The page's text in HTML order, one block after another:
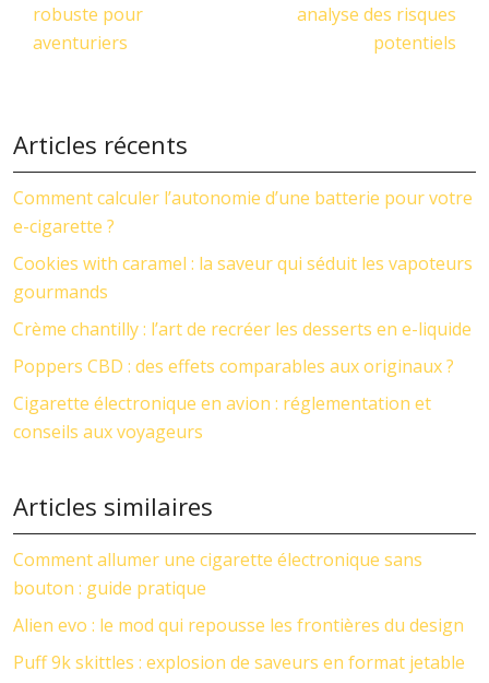
robuste pour
aventuriers
analyse des risques
potentiels
Articles récents
Comment calculer l’autonomie d’une batterie pour votre
e-cigarette ?
Cookies with caramel : la saveur qui séduit les vapoteurs
gourmands
Crème chantilly : l’art de recréer les desserts en e-liquide
Poppers CBD : des effets comparables aux originaux ?
Cigarette électronique en avion : réglementation et
conseils aux voyageurs
Articles similaires
Comment allumer une cigarette électronique sans
bouton : guide pratique
Alien evo : le mod qui repousse les frontières du design
Puff 9k skittles : explosion de saveurs en format jetable